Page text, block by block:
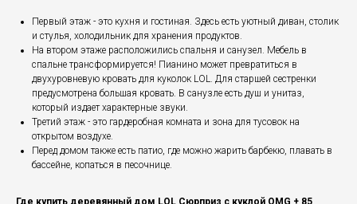
Первый этаж - это кухня и гостиная. Здесь есть уютный диван, столик
и стулья, холодильник для хранения продуктов.
На втором этаже расположились спальня и санузел. Мебель в
спальне трансформируется! Пианино может превратиться в
двухуровневую кровать для куколок LOL. Для старшей сестренки
предусмотрена большая кровать. В санузле есть душ и унитаз,
который издает характерные звуки.
Третий этаж - это гардеробная комната и зона для тусовок на
открытом воздухе.
Перед домом также есть патио, где можно жарить барбекю, плавать в
бассейне, копаться в песочнице.